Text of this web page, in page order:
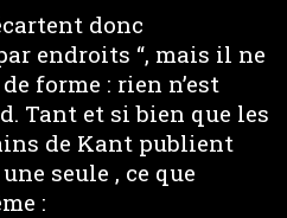
donc
endroits “, mais il ne
forme : rien n’est
Tant et si bien que les
de Kant publient
seule , ce que
: